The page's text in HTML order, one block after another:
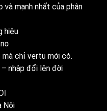
và mạnh nhất của phân
hiệu
mà chỉ vertu mới có.
– nhập đổi lên đời
Nội